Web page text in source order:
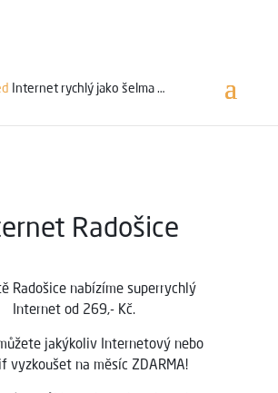
Internet rychlý jako šelma …
Radošice
Radošice nabízíme superrychlý
Internet od 269,- Kč.
jakýkoliv Internetový nebo
vyzkoušet na měsíc ZDARMA!